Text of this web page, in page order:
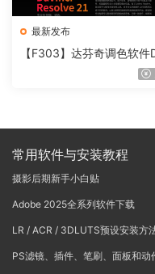
最新发布
【F303】达芬奇调色软件
Vinci Resolve
常用软件与安装教程
摄影后期新手小白贴
Adobe 2025全系列软件下载
LR / ACR / 3DLUTS预设安装方
PS滤镜、插件、笔刷、面板和动